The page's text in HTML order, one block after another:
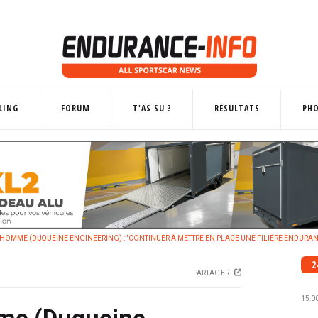
FORUM T'AS SU ? RÉSULTATS
(DUQUEINE ENGINEERING) : "CONTINUER À METTRE EN PLACE UNE FILIÈRE
PARTAGER